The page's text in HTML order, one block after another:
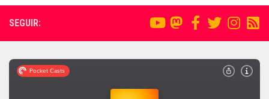
SEGUIR: